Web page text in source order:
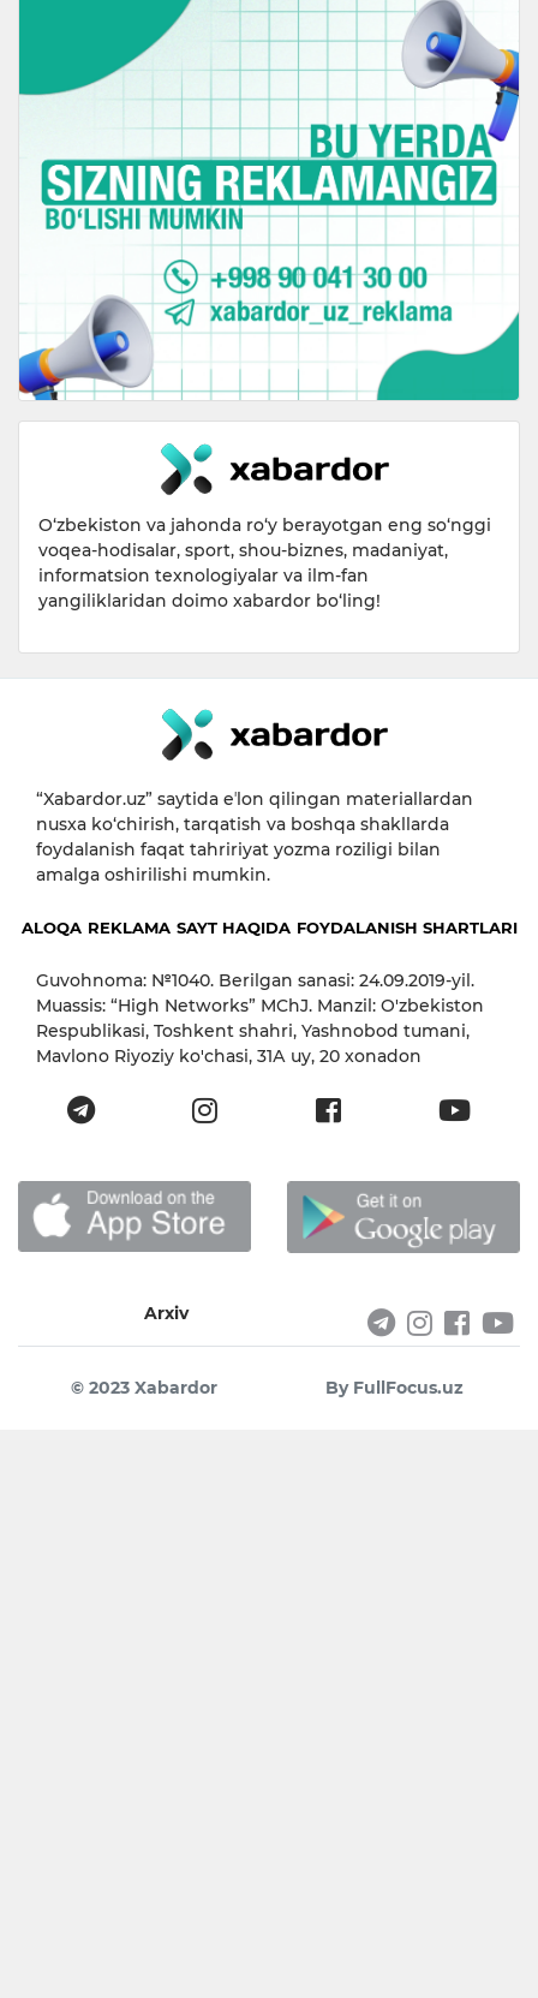
O‘zbekiston va jahonda ro‘y berayotgan eng so‘nggi
voqea-hodisalar, sport, shou-biznes, madaniyat,
informatsion texnologiyalar va ilm-fan
yangiliklaridan doimo xabardor bo‘ling!
“Xabardor.uz” saytida eʼlon qilingan materiallardan
nusxa ko‘chirish, tarqatish va boshqa shakllarda
foydalanish faqat tahririyat yozma roziligi bilan
amalga oshirilishi mumkin.
ALOQA REKLAMA SAYT HAQIDA FOYDALANISH SHARTLARI
Guvohnoma: №1040. Berilgan sanasi: 24.09.2019-yil.
Muassis: “High Networks” MChJ. Manzil: O'zbekiston
Respublikasi, Toshkent shahri, Yashnobod tumani,
Mavlono Riyoziy ko'chasi, 31А uy, 20 xonadon
Arxiv
© 2023 Xabardor By FullFocus.uz